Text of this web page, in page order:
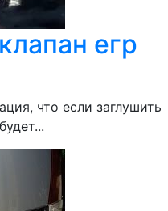
егр
что если заглушить